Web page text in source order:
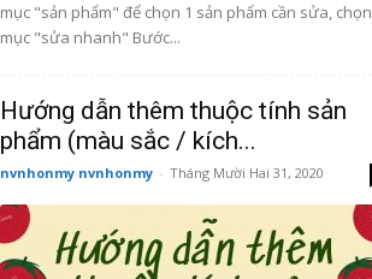
mục "sản phẩm" để chọn 1 sản phẩm cần sửa, chọn
mục "sửa nhanh" Bước...
Hướng dẫn thêm thuộc tính sản
phẩm (màu sắc / kích...
nvnhonmy nvnhonmy - Tháng Mười Hai 31, 2020